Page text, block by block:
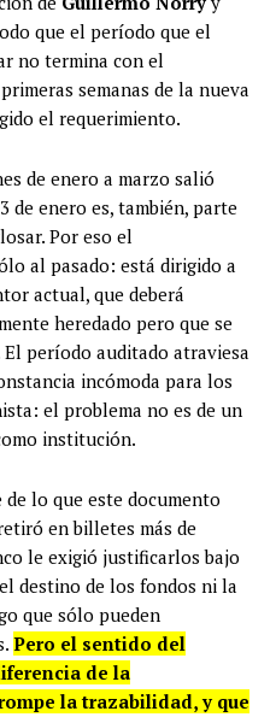
que el período que el
no termina con el
semanas de la nueva
el requerimiento.
de enero a marzo salió
de enero es, también, parte
Por eso el
al pasado: está dirigido a
actual, que deberá
heredado pero que se
período auditado atraviesa
incómoda para los
el problema no es de un
institución.
lo que este documento
en billetes más de
le exigió justificarlos bajo
destino de los fondos ni la
que sólo pueden
Pero el sentido del
de la
la trazabilidad, y que